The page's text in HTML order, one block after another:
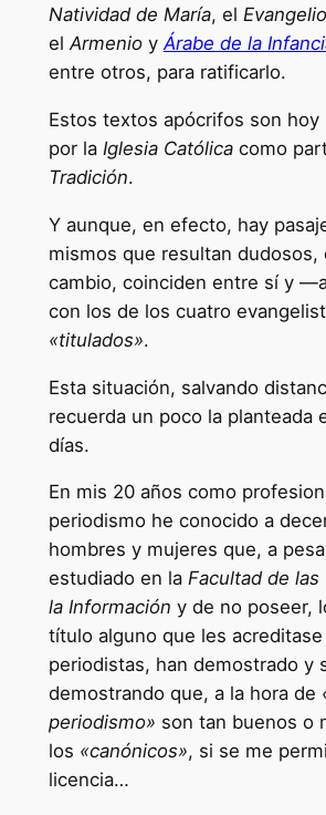
Natividad de María, el
elArmenioyÁrabe de la
entre otros, para ratificarlo.
Estos textos apócrifos son hoy
por la Iglesia Católicacomo
Tradición.
Y aunque, en efecto, hay
mismos que resultan dudosos,
cambio, coinciden entre sí y
con los de los cuatro
«titulados».
Esta situación, salvando
recuerda un poco la planteada
días.
En mis 20 años como
periodismo he conocido a
hombres y mujeres que, a
estudiado en la Facultad de las
la Información y de no poseer,
título alguno que les
periodistas, han demostrado y
demostrando que, a la hora de
periodismo» son tan buenos o
los «canónicos», si se me
licencia…